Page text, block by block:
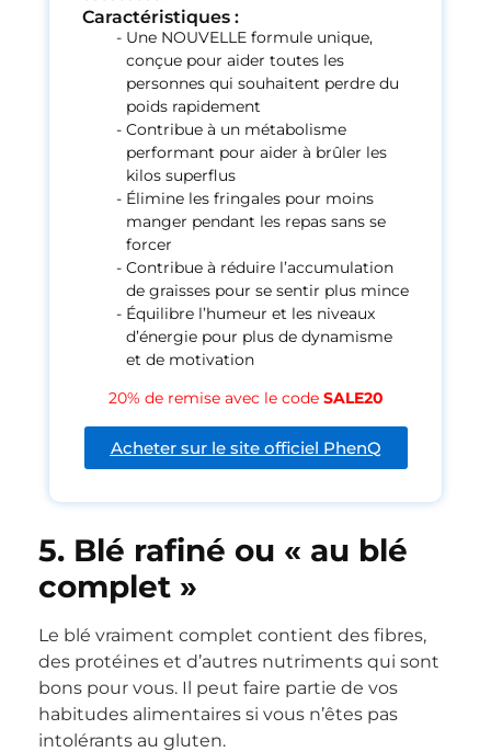
Caractéristiques :
Une NOUVELLE formule unique,
conçue pour aider toutes les
personnes qui souhaitent perdre du
poids rapidement
Contribue à un métabolisme
performant pour aider à brûler les
kilos superflus
Élimine les fringales pour moins
manger pendant les repas sans se
forcer
Contribue à réduire l’accumulation
de graisses pour se sentir plus mince
Équilibre l’humeur et les niveaux
d’énergie pour plus de dynamisme
et de motivation
20% de remise avec le code SALE20
Acheter sur le site officiel PhenQ
5. Blé rafiné ou « au blé
complet »
Le blé vraiment complet contient des fibres,
des protéines et d’autres nutriments qui sont
bons pour vous. Il peut faire partie de vos
habitudes alimentaires si vous n’êtes pas
intolérants au gluten.